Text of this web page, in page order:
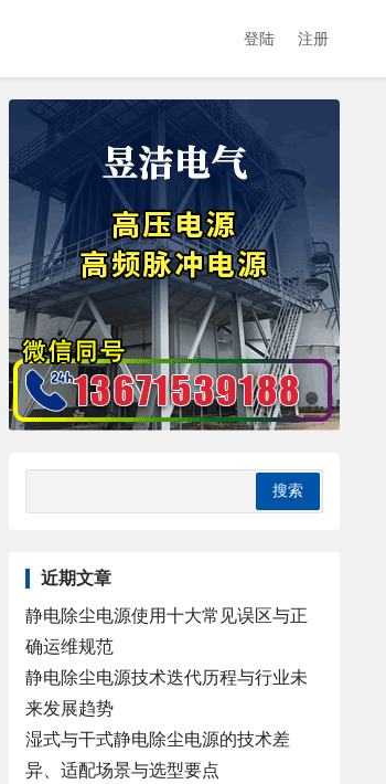
登陆 注册
近期文章
静电除尘电源使用十大常见误区与正
确运维规范
静电除尘电源技术迭代历程与行业未
来发展趋势
湿式与干式静电除尘电源的技术差
异、适配场景与选型要点